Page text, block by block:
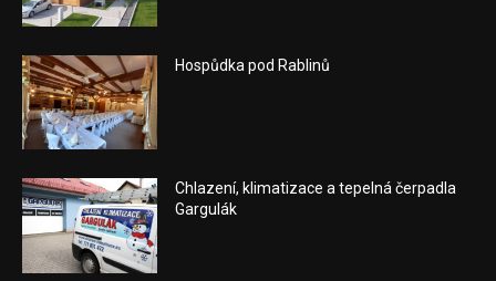
Hospůdka pod Rablinů
Chlazení, klimatizace a tepelná čerpadla
Gargulák